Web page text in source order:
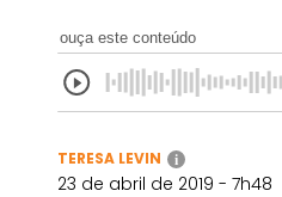
ouça este conteúdo
TERESA LEVIN i
23 de abril de 2019 - 7h48